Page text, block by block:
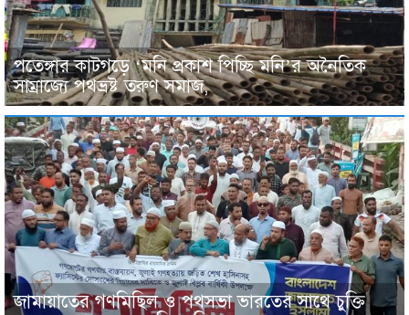
পতেঙ্গার কাটগড়ে ‘মনি প্রকাশ পিচ্ছি মনি’র অনৈতিক
সাম্রাজ্যে পথভ্রষ্ট তরুণ সমাজ,
জামায়াতের গণমিছিল ও পথসভা ভারতের সাথে চুক্তি